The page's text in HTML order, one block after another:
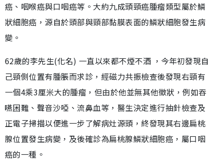
癌、咽喉癌與口咽癌等。大約九成頭頸癌腫瘤類型屬於鱗
狀細胞癌，源自於頭部與頸部黏膜表面的鱗狀細胞發生病
變。
62歲的李先生(化名) 一直以來都不煙不酒 ，今年初發現自
己頸側位置有腫脹而求診，經磁力共振檢查後發現右頸有
一個4乘3厘米大的腫瘤，但由於他並無其他徵狀，例如吞
嚥困難、聲音沙啞、流鼻血等，醫生決定進行抽針檢查及
正電子掃描以便進一步了解病灶源頭，終發現其右邊扁桃
腺位置發生病變，及後確診為扁桃腺鱗狀細胞癌，屬口咽
癌的一種。